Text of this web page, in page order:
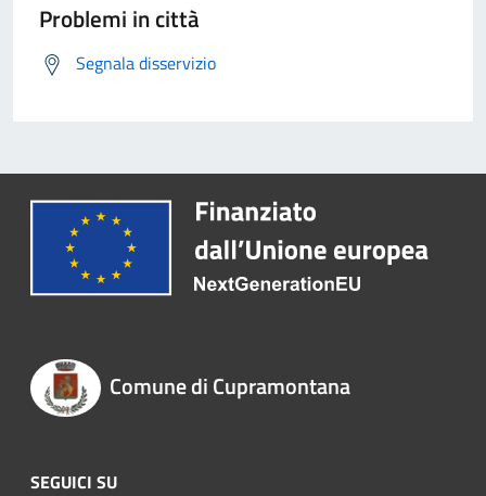
Problemi in città
Segnala disservizio
Comune di Cupramontana
SEGUICI SU